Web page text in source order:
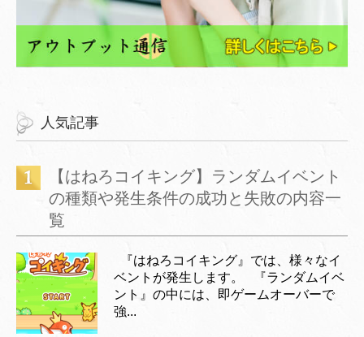
人気記事
【はねろコイキング】ランダムイベント
の種類や発生条件の成功と失敗の内容一
覧
『はねろコイキング』では、様々なイ
ベントが発生します。 『ランダムイベ
ント』の中には、即ゲームオーバーで
強...